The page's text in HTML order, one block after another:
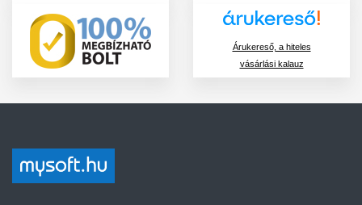
Árukereső, a hiteles
vásárlási kalauz